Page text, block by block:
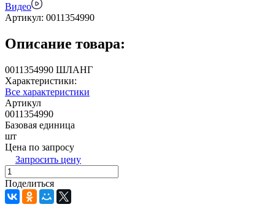
Видео
Артикул: 0011354990
Описание товара:
0011354990 ШЛАНГ
Характеристики:
Все характеристики
Артикул
0011354990
Базовая единица
шт
Цена по запросу
Запросить цену
Поделиться